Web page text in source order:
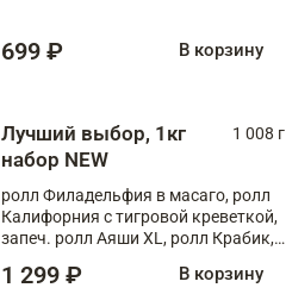
699 ₽ В корзину
Лучший выбор, 1кг
набор NEW
1 008 г
ролл Филадельфия в масаго, ролл
Калифорния с тигровой креветкой,
запеч. ролл Аяши XL, ролл Крабик,
1 299 ₽ В корзину